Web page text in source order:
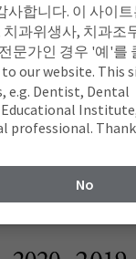
사합니다. 이 사이트
과위생사, 치과조
문가인 경우 '예'를
our website. This
e.g. Dentist, Dental
professional.
No